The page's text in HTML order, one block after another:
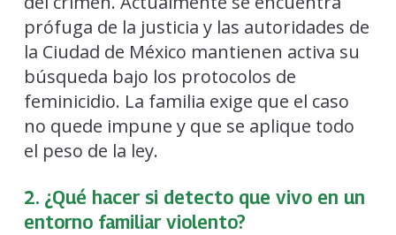
prófuga de la justicia y las autoridades de
la Ciudad de México mantienen activa su
búsqueda bajo los protocolos de
feminicidio. La familia exige que el caso
no quede impune y que se aplique todo
el peso de la ley.
2. ¿Qué hacer si detecto que vivo en un
entorno familiar violento?